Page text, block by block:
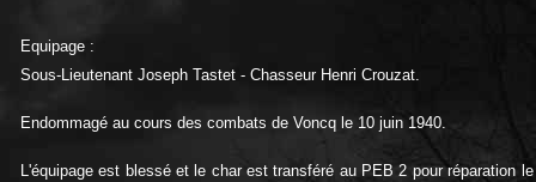
Equipage :
Sous-Lieutenant Joseph Tastet - Chasseur Henri Crouzat.
Endommagé au cours des combats de Voncq le 10 juin 1940.
L'équipage est blessé et le char est transféré au PEB 2 pour réparation